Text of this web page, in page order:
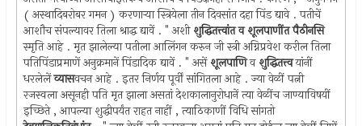
( अस्थादिबरोबर गमन ) करणार्‍या स्त्रियेला तीन दिवसांत दहा पिंड द्यावे . पतीचें
आशौच संपल्यावर तिला श्राद्ध द्यावें . " अशीशुद्धितत्त्वांत व शूलपाणींत पैठीनसि
स्मृति आहे . मृत झालेल्या पतीला आलिंगन करुन जी स्त्री अग्निप्रवेश करील तिला
पतिपिंडाप्रमाणें अनुक्रमानें पिंडादिक द्यावें . " असेंशूलपाणिवशुद्धितत्त्वयांनीं
धरलेलेंव्यासवचन आहे . इतर निर्णय पूर्वीं सांगितला आहे . ज्या वेळीं पत्नी
रजस्वला असूनही पति मृत झाला असतां देशकालानुरोधानें त्या वेळींच जाण्याविषयीं
इच्छिते , आपल्या शुद्धीपर्यंत राहत नाहीं , त्याठिकाणीं विधि सांगतो